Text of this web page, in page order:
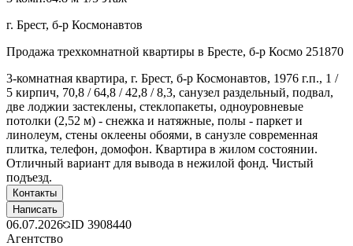
г. Брест, б-р Космонавтов
Продажа трехкомнатной квартиры в Бресте, б-р Космо 251870
3-комнатная квартира, г. Брест, б-р Космонавтов, 1976 г.п., 1 /
5 кирпич, 70,8 / 64,8 / 42,8 / 8,3, санузел раздельный, подвал,
две лоджии застеклены, стеклопакеты, одноуровневые
потолки (2,52 м) - снежка и натяжные, полы - паркет и
линолеум, стены оклеены обоями, в санузле современная
плитка, телефон, домофон. Квартира в жилом состоянии.
Отличный вариант для вывода в нежилой фонд. Чистый
подъезд.
Контакты
Написать
06.07.2026 ID 3908440
Агентство